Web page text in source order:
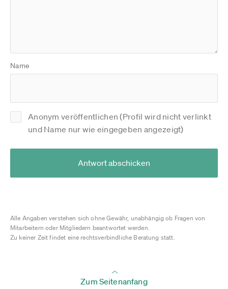
Name
Anonym veröffentlichen (Profil wird nicht verlinkt
und Name nur wie eingegeben angezeigt)
Antwort abschicken
Alle Angaben verstehen sich ohne Gewähr, unabhängig ob Fragen von
Mitarbeitern oder Mitgliedern beantwortet werden.
Zu keiner Zeit findet eine rechtsverbindliche Beratung statt.
Zum Seitenanfang